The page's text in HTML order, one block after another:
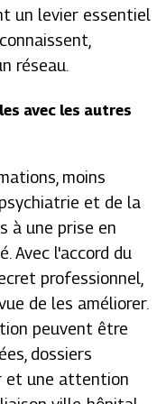
un levier essentiel
réseau.
avec les autres
moins
et de la
à une prise en
Avec l'accord du
professionnel,
de les améliorer.
peuvent être
dossiers
et une attention